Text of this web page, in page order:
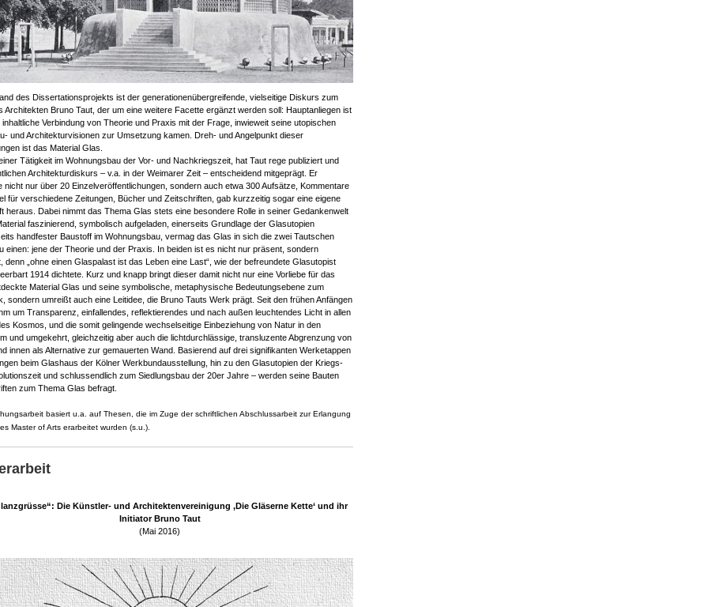
des Dissertationsprojekts ist der generationenübergreifende, vielseitige Diskurs zum
Architekten Bruno Taut, der um eine weitere Facette ergänzt werden soll: Hauptanliegen ist
inhaltliche Verbindung von Theorie und Praxis mit der Frage, inwieweit seine utopischen
und Architekturvisionen zur Umsetzung kamen. Dreh- und Angelpunkt dieser
ist das Material Glas.
Tätigkeit im Wohnungsbau der Vor- und Nachkriegszeit, hat Taut rege publiziert und
Architekturdiskurs – v.a. in der Weimarer Zeit – entscheidend mitgeprägt. Er
nicht nur über 20 Einzelveröffentlichungen, sondern auch etwa 300 Aufsätze, Kommentare
für verschiedene Zeitungen, Bücher und Zeitschriften, gab kurzzeitig sogar eine eigene
heraus. Dabei nimmt das Thema Glas stets eine besondere Rolle in seiner Gedankenwelt
faszinierend, symbolisch aufgeladen, einerseits Grundlage der Glasutopien
handfester Baustoff im Wohnungsbau, vermag das Glas in sich die zwei Tautschen
einen: jene der Theorie und der Praxis. In beiden ist es nicht nur präsent, sondern
denn „ohne einen Glaspalast ist das Leben eine Last“, wie der befreundete Glasutopist
1914 dichtete. Kurz und knapp bringt dieser damit nicht nur eine Vorliebe für das
Material Glas und seine symbolische, metaphysische Bedeutungsebene zum
sondern umreißt auch eine Leitidee, die Bruno Tauts Werk prägt. Seit den frühen Anfängen
um Transparenz, einfallendes, reflektierendes und nach außen leuchtendes Licht in allen
Kosmos, und die somit gelingende wechselseitige Einbeziehung von Natur in den
und umgekehrt, gleichzeitig aber auch die lichtdurchlässige, transluzente Abgrenzung von
innen als Alternative zur gemauerten Wand. Basierend auf drei signifikanten Werketappen
beim Glashaus der Kölner Werkbundausstellung, hin zu den Glasutopien der Kriegs-
und schlussendlich zum Siedlungsbau der 20er Jahre – werden seine Bauten
zum Thema Glas befragt.
basiert u.a. auf Thesen, die im Zuge der schriftlichen Abschlussarbeit zur Erlangung
Master of Arts erarbeitet wurden (s.u.).
Die Künstler- und Architektenvereinigung ‚Die Gläserne Kette‘ und ihr
Initiator Bruno Taut
(Mai 2016)